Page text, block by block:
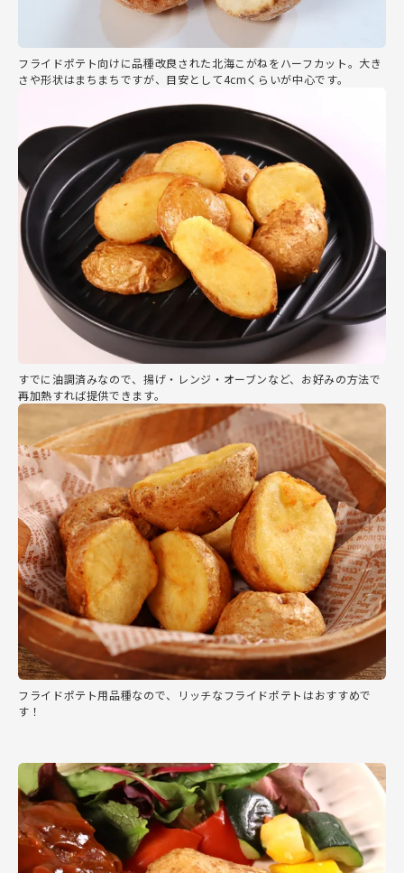
フライドポテト向けに品種改良された北海こがねをハーフカット。大き
さや形状はまちまちですが、目安として4cmくらいが中心です。
すでに油調済みなので、揚げ・レンジ・オーブンなど、お好みの方法で
再加熱すれば提供できます。
フライドポテト用品種なので、リッチなフライドポテトはおすすめで
す！